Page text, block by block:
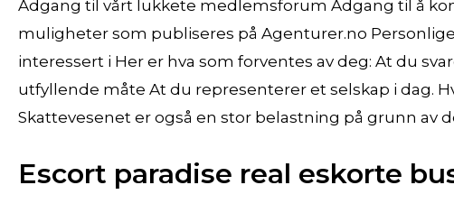
Adgang til vårt lukkete medlemsforum Adgang til å
muligheter som publiseres på Agenturer.no
interessert i Her er hva som forventes av deg: At du
utfyllende måte At du representerer et selskap i dag.
Skattevesenet er også en stor belastning på grunn av
Escort paradise real eskorte